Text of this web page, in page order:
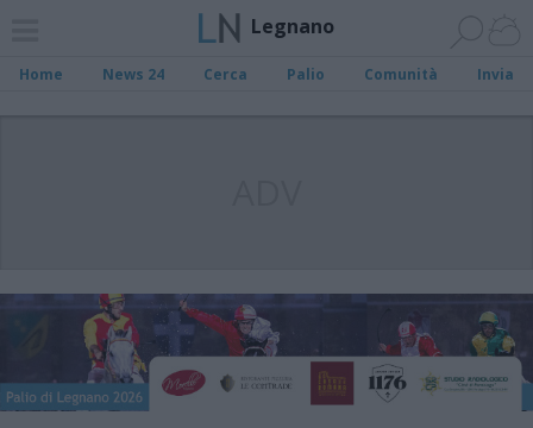
Legnano
Home News 24 Cerca Palio Comunità Invia